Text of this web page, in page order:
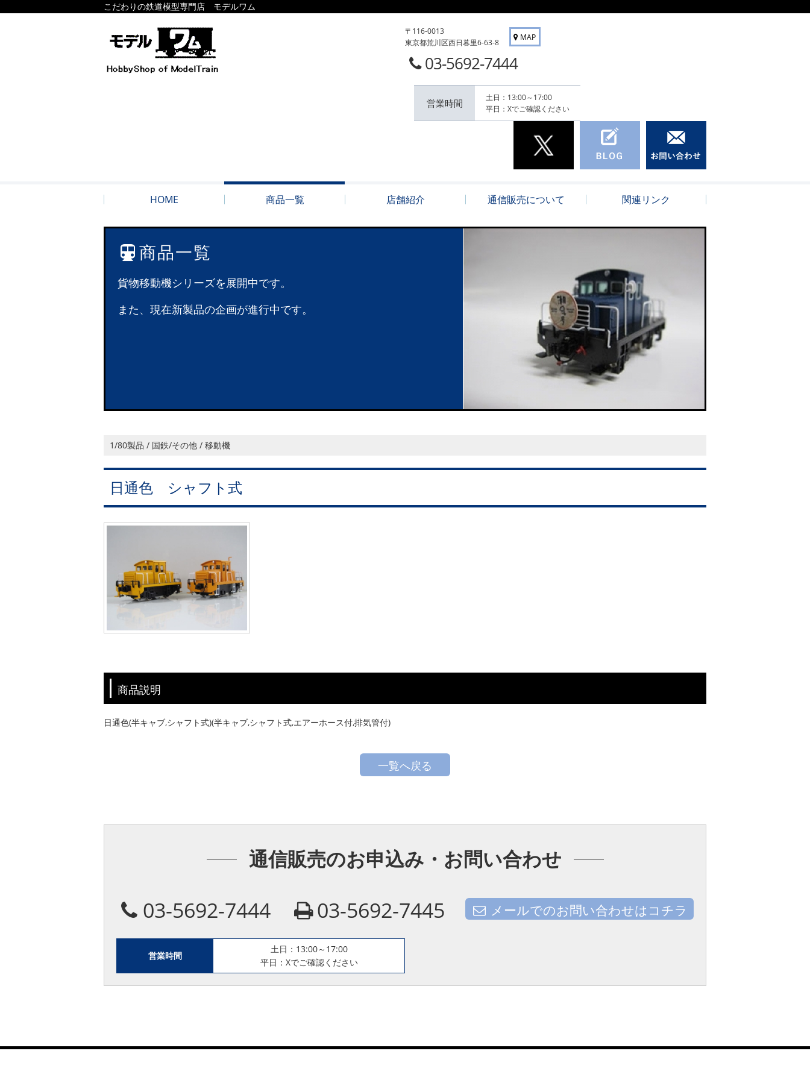
こだわりの鉄道模型専門店 モデルワム
MAP
〒116-0013
東京都荒川区西日暮里6-63-8
03-5692-7444
営業時間
土日：13:00～17:00
平日：Xでご確認ください
HOME 商品一覧 店舗紹介 通信販売について 関連リンク
商品一覧
貨物移動機シリーズを展開中です。
また、現在新製品の企画が進行中です。
1/80製品 / 国鉄/その他 / 移動機
日通色 シャフト式
商品説明
日通色(半キャブ,シャフト式)(半キャブ,シャフト式,エアーホース付,排気管付)
一覧へ戻る
通信販売のお申込み・お問い合わせ
03-5692-7444 03-5692-7445 メールでのお問い合わせはコチラ
営業時間
土日：13:00～17:00
平日：Xでご確認ください